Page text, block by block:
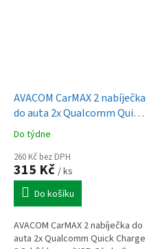
AVACOM CarMAX 2 nabíječka
do auta 2x Qualcomm Quick
Charge 2.0, bílá barva (USB-
C kabel)
Do týdne
260 Kč bez DPH
315 Kč / ks
Do košíku
AVACOM CarMAX 2 nabíječka do
auta 2x Qualcomm Quick Charge